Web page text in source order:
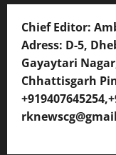
Chief Editor:
Adress: D-5,
Gayaytari
Chhattisgarh